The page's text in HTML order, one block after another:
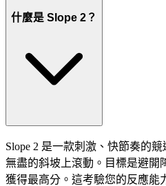
什麼是 Slope 2？
Slope 2 是一款刺激、快節奏的
無盡的斜坡上滾動。目標是避開
獲得最高分。這考驗您的反應能